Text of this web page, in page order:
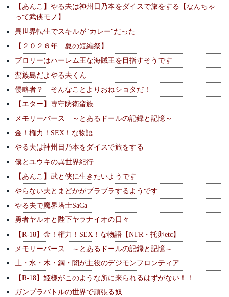
【あんこ】やる夫は神州日乃本をダイスで旅をする【なんちゃ
って武侠モノ】
異世界転生でスキルが"カレー"だった
【２０２６年 夏の短編祭】
ブロリーはハーレム王な海賊王を目指すそうです
蛮族島だよやる夫くん
侵略者？ そんなことよりおねショタだ！
【エター】専守防衛蛮族
メモリーバース ～とあるドールの記録と記憶～
金！権力！SEX！な物語
やる夫は神州日乃本をダイスで旅をする
僕とユウキの異世界紀行
【あんこ】武と侠に生きたいようです
やらない夫とまどかがブラブラするようです
やる夫で魔界塔士SaGa
勇者ヤルオと陛下ヤラナイオの日々
【R-18】金！権力！SEX！な物語【NTR・托卵etc】
メモリーバース ～とあるドールの記録と記憶～
土・水・木・鋼・闇が主役のデジモンフロンティア
【R-18】姫様がこのような所に来られるはずがない！！
ガンプラバトルの世界で頑張る奴